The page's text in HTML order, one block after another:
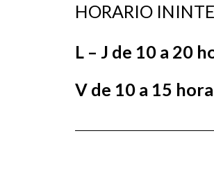
HORARIO
L – J de 10 a 20
V de 10 a 15